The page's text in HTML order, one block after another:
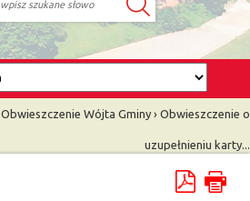
Obwieszczenie Wójta Gminy › Obwieszczenie o
uzupełnieniu karty...